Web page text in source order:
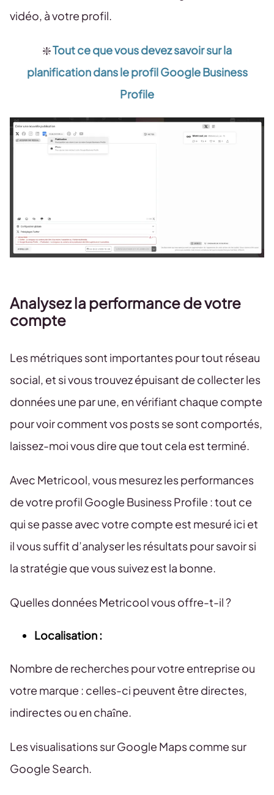
vidéo, à votre profil.
❇️Tout ce que vous devez savoir sur la
planification dans le profil Google Business
Profile
Analysez la performance de votre
compte
Les métriques sont importantes pour tout réseau
social, et si vous trouvez épuisant de collecter les
données une par une, en vérifiant chaque compte
pour voir comment vos posts se sont comportés,
laissez-moi vous dire que tout cela est terminé.
Avec Metricool, vous mesurez les performances
de votre profil Google Business Profile : tout ce
qui se passe avec votre compte est mesuré ici et
il vous suffit d’analyser les résultats pour savoir si
la stratégie que vous suivez est la bonne.
Quelles données Metricool vous offre-t-il ?
Localisation :
Nombre de recherches pour votre entreprise ou
votre marque : celles-ci peuvent être directes,
indirectes ou en chaîne.
Les visualisations sur Google Maps comme sur
Google Search.